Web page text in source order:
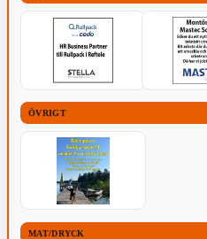
ÖVRIGT
MAT/DRYCK